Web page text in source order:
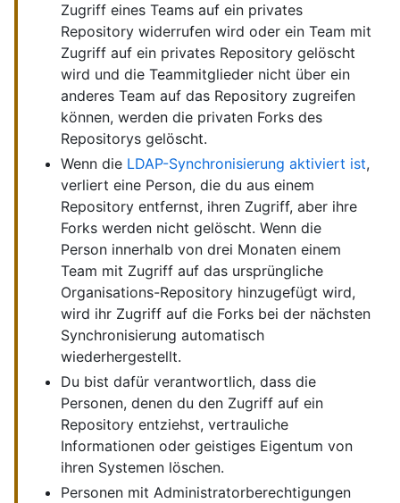
Zugriff eines Teams auf ein privates
Repository widerrufen wird oder ein Team mit
Zugriff auf ein privates Repository gelöscht
wird und die Teammitglieder nicht über ein
anderes Team auf das Repository zugreifen
können, werden die privaten Forks des
Repositorys gelöscht.
Wenn die LDAP-Synchronisierung aktiviert ist,
verliert eine Person, die du aus einem
Repository entfernst, ihren Zugriff, aber ihre
Forks werden nicht gelöscht. Wenn die
Person innerhalb von drei Monaten einem
Team mit Zugriff auf das ursprüngliche
Organisations-Repository hinzugefügt wird,
wird ihr Zugriff auf die Forks bei der nächsten
Synchronisierung automatisch
wiederhergestellt.
Du bist dafür verantwortlich, dass die
Personen, denen du den Zugriff auf ein
Repository entziehst, vertrauliche
Informationen oder geistiges Eigentum von
ihren Systemen löschen.
Personen mit Administratorberechtigungen